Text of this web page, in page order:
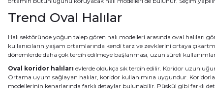
Trend Oval Halılar
Halı sektöründe yoğun talep gören halı modelleri arasında oval
kullanıcıların yaşam ortamlarında kendi tarz ve zevklerini ortaya
dönemlerde daha çok tercih edilmeye başlanması, uzun süreli
Oval koridor halıları evlerde oldukça sık tercih edilir. Koridor
Ortama uyum sağlayan halılar, koridor kullanımına uygundur.
modellerinin kenarlarında farklı detaylar bulunabilir. Püskül gibi farklı